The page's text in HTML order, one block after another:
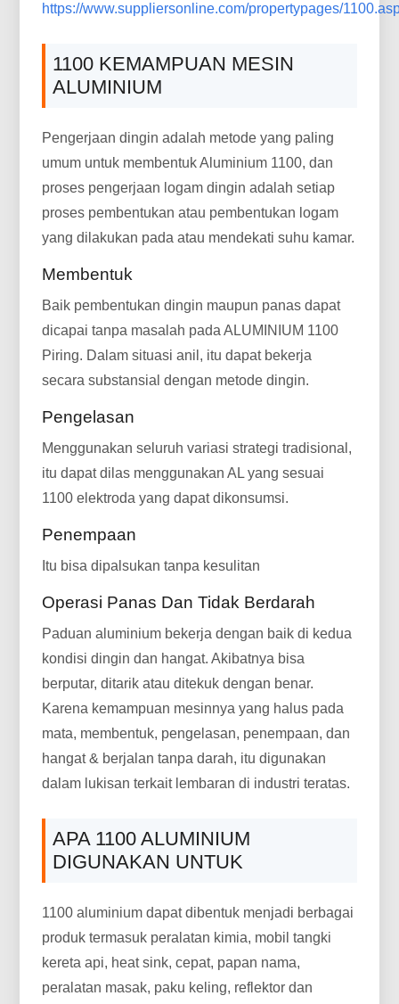
https://www.suppliersonline.com/propertypages/
1100 KEMAMPUAN MESIN
ALUMINIUM
Pengerjaan dingin adalah metode yang paling
umum untuk membentuk Aluminium 1100, dan
proses pengerjaan logam dingin adalah setiap
proses pembentukan atau pembentukan logam
yang dilakukan pada atau mendekati suhu kamar.
Membentuk
Baik pembentukan dingin maupun panas dapat
dicapai tanpa masalah pada ALUMINIUM 1100
Piring. Dalam situasi anil, itu dapat bekerja
secara substansial dengan metode dingin.
Pengelasan
Menggunakan seluruh variasi strategi tradisional,
itu dapat dilas menggunakan AL yang sesuai
1100 elektroda yang dapat dikonsumsi.
Penempaan
Itu bisa dipalsukan tanpa kesulitan
Operasi Panas Dan Tidak Berdarah
Paduan aluminium bekerja dengan baik di kedua
kondisi dingin dan hangat. Akibatnya bisa
berputar, ditarik atau ditekuk dengan benar.
Karena kemampuan mesinnya yang halus pada
mata, membentuk, pengelasan, penempaan, dan
hangat & berjalan tanpa darah, itu digunakan
dalam lukisan terkait lembaran di industri teratas.
APA 1100 ALUMINIUM
DIGUNAKAN UNTUK
1100 aluminium dapat dibentuk menjadi berbagai
produk termasuk peralatan kimia, mobil tangki
kereta api, heat sink, cepat, papan nama,
peralatan masak, paku keling, reflektor dan